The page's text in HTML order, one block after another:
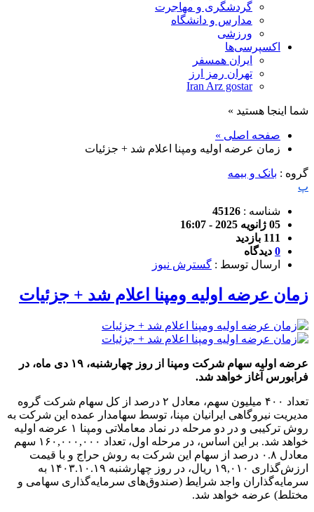
گردشگری و مهاجرت
مدارس و دانشگاه
ورزشی
اکسپرسی‌ها
ایران همسفر
تهران رمز ارز
Iran Arz gostar
شما اینجا هستید »
صفحه اصلی »
زمان عرضه اولیه ومپنا اعلام شد + جزئیات
گروه : بانک و بیمه
پ
شناسه : 45126
05 ژانویه 2025 - 16:07
111 بازدید
0 دیدگاه
ارسال توسط : گسترش نیوز
زمان عرضه اولیه ومپنا اعلام شد + جزئیات
عرضه اولیه سهام شرکت ومپنا از روز چهارشنبه، ۱۹ دی ماه، در
فرابورس آغاز خواهد شد.
تعداد ۴۰۰ میلیون سهم، معادل ۲ درصد از کل سهام شرکت گروه
مدیریت نیروگاهی ایرانیان مپنا، توسط سهامدار عمده این شرکت به
روش ترکیبی و در دو مرحله در نماد معاملاتی ومپنا ۱ عرضه اولیه
خواهد شد. بر این اساس، در مرحله اول، تعداد ۱۶۰,۰۰۰,۰۰۰ سهم
معادل ۰.۸ درصد از سهام این شرکت به روش حراج و با قیمت
ارزش‌گذاری ۱۹,۰۱۰ ریال، در روز چهارشنبه ۱۴۰۳.۱۰.۱۹ به
سرمایه‌گذاران واجد شرایط (صندوق‌های سرمایه‌گذاری سهامی و
مختلط) عرضه خواهد شد.